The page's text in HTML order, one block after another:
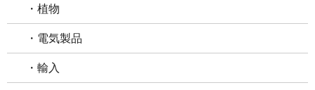
・植物
・電気製品
・輸入